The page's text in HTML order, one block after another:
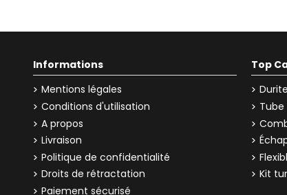
Informations
Mentions légales
Conditions d'utilisation
A propos
Livraison
Politique de confidentialité
Droits de rétractation
Paiement sécurisé
Top
Tube
Kit